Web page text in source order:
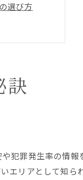
選び方
会い方
える視点
ら探る
トレンド
を解説
訣
犯罪発生率の情
エリアとして知